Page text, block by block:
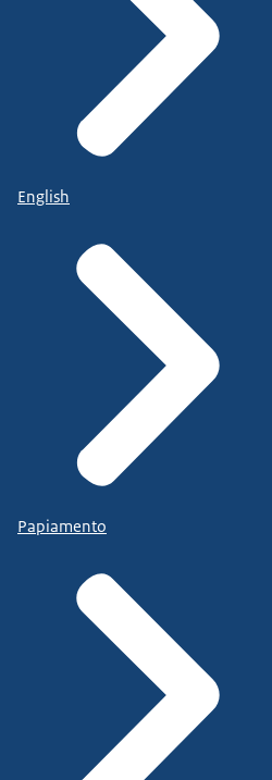
English
Papiamento